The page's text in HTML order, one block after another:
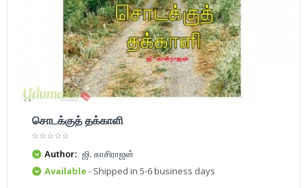
சொடக்குத் தக்காளி
Author: ஜி. காசிராஜன்
Available- Shipped in 5-6 business days